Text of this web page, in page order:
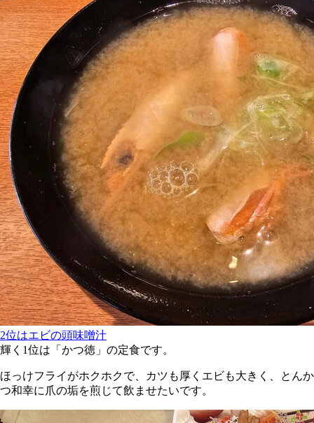
2位はエビの頭味噌汁
輝く1位は「かつ徳」の定食です。
ほっけフライがホクホクで、カツも厚くエビも大きく、とんか
つ和幸に爪の垢を煎じて飲ませたいです。